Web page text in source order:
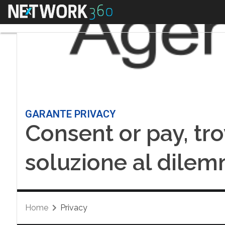
Menu
GARANTE PRIVACY
Consent or pay,
soluzione al
Home Privacy